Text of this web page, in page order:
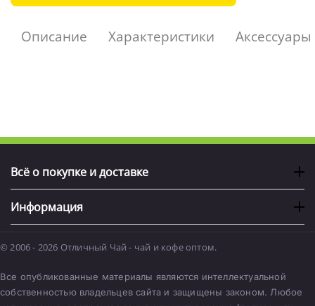
Описание Характеристики Аксессуары
Всё о покупке и доставке
Информация
© 2006 - 2026 Отличный Чай - чай и кофе оптом.
Все опубликованные материалы являются интеллектуальной
собственностью владельцев сайта и защищены законом. Любое